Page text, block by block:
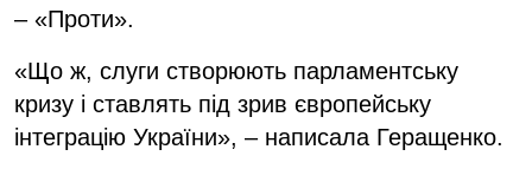
– «Проти».
«Що ж, слуги створюють парламентську
кризу і ставлять під зрив європейську
інтеграцію України», – написала Геращенко.